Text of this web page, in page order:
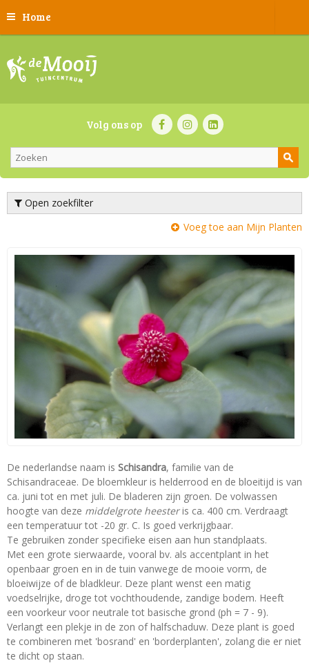
Home
Volg ons op
Open zoekfilter
Voeg toe aan Mijn Planten
De nederlandse naam is Schisandra, familie van de
Schisandraceae. De bloemkleur is helderrood en de bloeitijd is van
ca. juni tot en met juli. De bladeren zijn groen. De volwassen
hoogte van deze middelgrote heesteris ca. 400 cm. Verdraagt
een temperatuur tot -20 gr. C. Is goed verkrijgbaar.
Te gebruiken zonder specifieke eisen aan hun standplaats.
Met een grote sierwaarde, vooral bv. als accentplant in het
openbaar groen en in de tuin vanwege de mooie vorm, de
bloeiwijze of de bladkleur. Deze plant wenst een matig
voedselrijke, droge tot vochthoudende, zandige bodem. Heeft
een voorkeur voor neutrale tot basische grond (ph = 7 - 9).
Verlangt een plekje in de zon of halfschaduw. Deze plant is goed
te combineren met 'bosrand' en 'borderplanten', zolang die er niet
te dicht op staan.